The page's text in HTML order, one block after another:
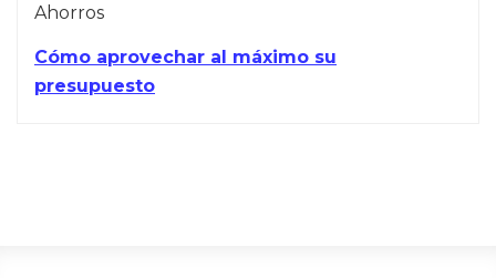
Ahorros
Cómo aprovechar al máximo su
presupuesto